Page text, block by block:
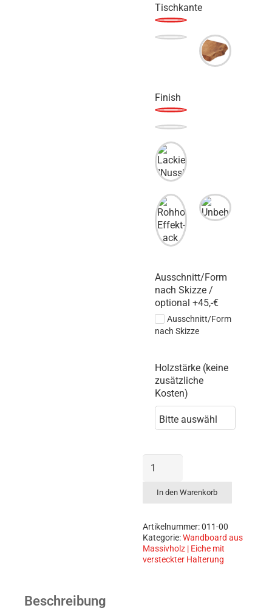
Tischkante
Finish
Ausschnitt/Form
nach Skizze /
optional +45,-€
Ausschnitt/Form
nach Skizze
Holzstärke (keine
zusätzliche
Kosten)
aus
schwebend
In den Warenkorb
Artikelnummer:011-00
Kategorie:Wandboard aus
Massivholz | Eiche mit
versteckter Halterung
Beschreibung